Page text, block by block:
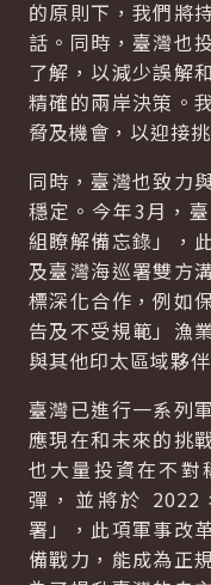
的原則下，我們將
話。同時，臺灣也
了解，以減少誤解
精確的兩岸決策。
脅及機會，以迎接挑
同時，臺灣也致力
穩定。今年3月，
組瞭解備忘錄」，
及臺灣海巡署雙方
標深化合作，例如
告及不受規範」漁
與其他印太區域夥
臺灣已進行一系列
應現在和未來的挑
也大量投資在不對
彈，並將於 2022
署」，此項軍事改
備戰力，能成為正